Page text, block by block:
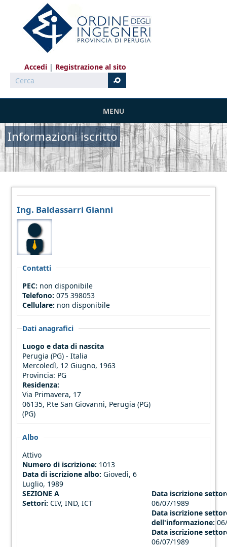
Salta al contenuto principale
Accedi
Registrazione al sito
Cerca
MENU
Informazioni iscritto
Ing. Baldassarri Gianni
Contatti
PEC: non disponibile
Telefono:075 398053
Cellulare: non disponibile
Dati anagrafici
Luogo e data di nascita
Perugia (PG) - Italia
Mercoledì, 12 Giugno, 1963
Provincia: PG
Residenza:
Via Primavera, 17
06135, P.te San Giovanni, Perugia (PG)
(PG)
Albo
Attivo
Numero di iscrizione: 1013
Data di iscrizione albo: Giovedì, 6
Luglio, 1989
SEZIONE A
Settori: CIV, IND, ICT
Data iscrizione
06/07/1989
Data iscrizione
dell'informazione:
Data iscrizione
06/07/1989